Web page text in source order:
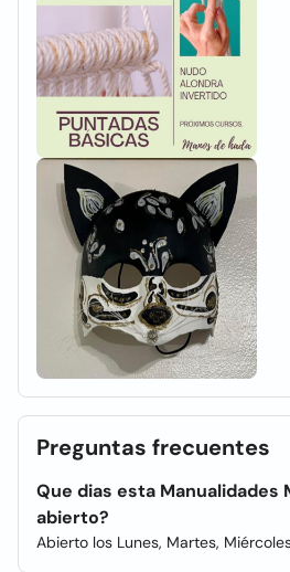
Preguntas frecuentes
Que dias esta Manualidades
abierto?
Abierto los Lunes, Martes,